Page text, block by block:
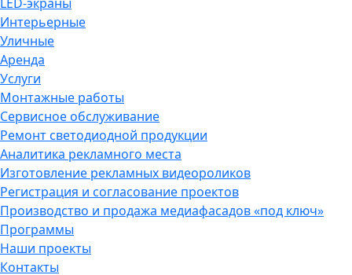
LED-экраны
Интерьерные
Уличные
Аренда
Услуги
Монтажные работы
Сервисное обслуживание
Ремонт светодиодной продукции
Аналитика рекламного места
Изготовление рекламных видеороликов
Регистрация и согласование проектов
Производство и продажа медиафасадов «под ключ»
Программы
Наши проекты
Контакты